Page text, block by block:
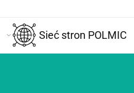
Sieć stron POLMIC